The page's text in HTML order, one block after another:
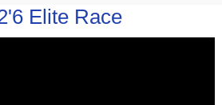
Elite Race